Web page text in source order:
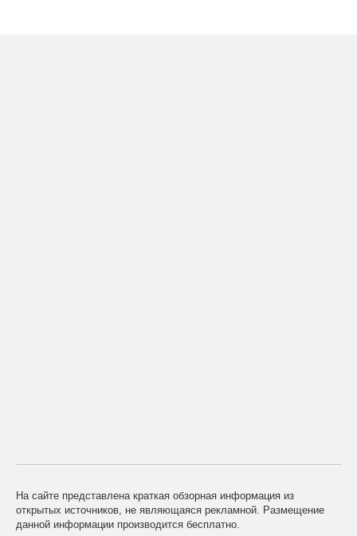
На сайте представлена краткая обзорная информация из
открытых источников, не являющаяся рекламной. Размещение
данной информации производится бесплатно.